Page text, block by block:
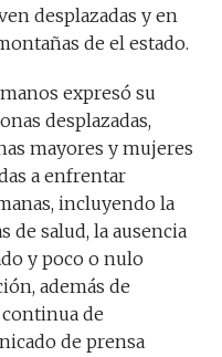
desplazadas y en
de el estado.
expresó su
desplazadas,
mayores y mujeres
a enfrentar
incluyendo la
de salud, la ausencia
y poco o nulo
además de
de
de prensa